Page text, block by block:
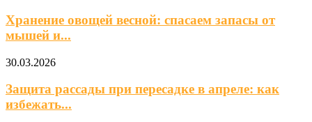
Хранение овощей весной: спасаем запасы от
мышей и...
30.03.2026
Защита рассады при пересадке в апреле: как
избежать...